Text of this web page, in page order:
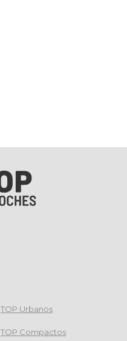
TOP Urbanos
TOP Compactos